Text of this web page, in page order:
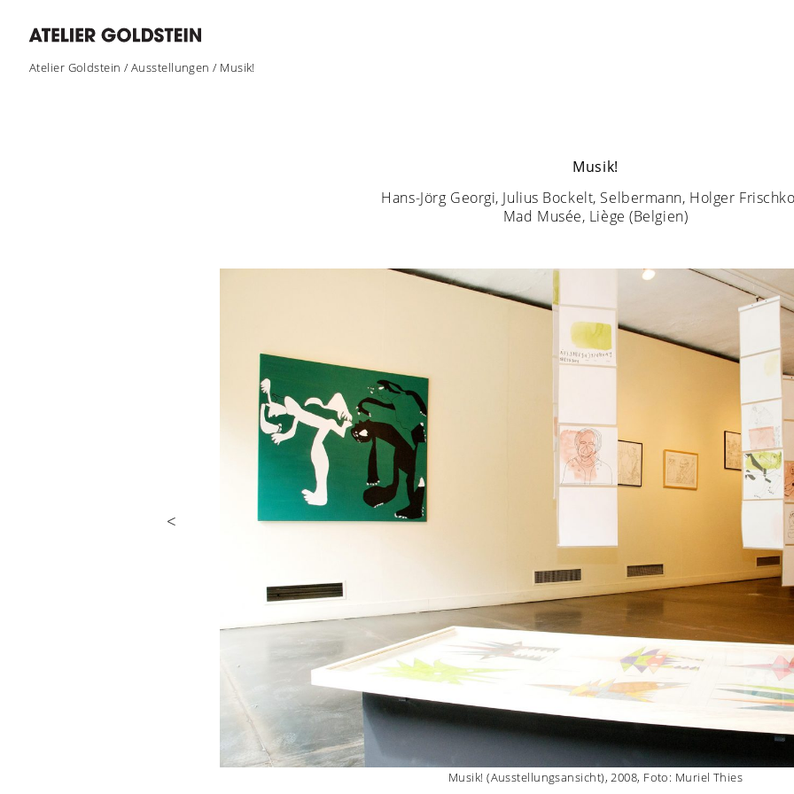
Atelier Goldstein /Ausstellungen / Musik!
Musik!
Hans-Jörg Georgi, Julius Bockelt, Selbermann, Holger
Mad Musée, Liège (Belgien)
Musik! (Ausstellungsansicht), 2008, Foto: Muriel Thies